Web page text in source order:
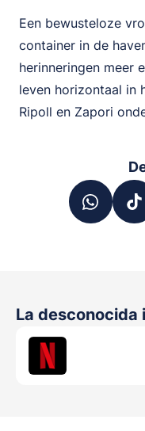
Een bewusteloze
container in de
herinneringen meer
leven horizontaal in
Ripoll en Zapori
La desconocida